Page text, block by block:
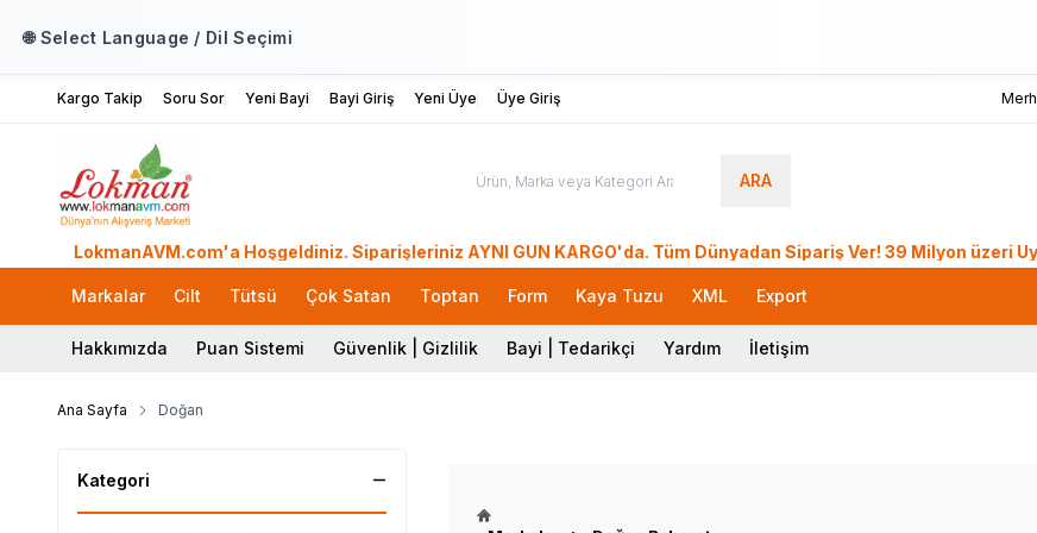
🌐 Select Language / Dil Seçimi
Kargo Takip Soru Sor Yeni Bayi Bayi Giriş Yeni Üye Üye Giriş
ARA
LokmanAVM.com'a Hoşgeldiniz. Siparişleriniz AYNI GÜN KARGO'da. Tüm Dünyadan Sipariş Ver! 39 Milyon üzeri Üye,
Markalar Cilt Tütsü Çok Satan Toptan Form Kaya Tuzu XML Export
Hakkımızda Puan Sistemi Güvenlik | Gizlilik Bayi | Tedarikçi Yardım İletişim
Ana Sayfa Doğan
Kategori